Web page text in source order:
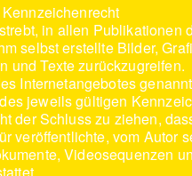
in allen Publikationen
selbst erstellte Bilder,
und Texte zurückzugreifen.
Internetangebotes
jeweils gültigen
der Schluss zu ziehen,
veröffentlichte, vom Autor
Videosequenzen